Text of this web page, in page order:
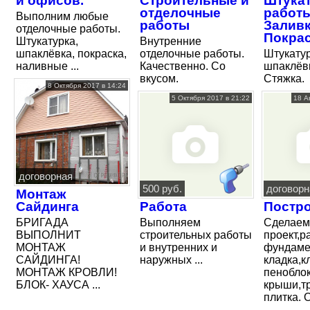
Выполним любые
отделочные работы.
Штукатурка,
шпаклёвка, покраска,
наливные ...
8 Октября 2017 в 14:24
договорная
Монтаж
Сайдинга
БРИГАДА
ВЫПОЛНИТ
МОНТАЖ
САЙДИНГА!
МОНТАЖ КРОВЛИ!
БЛОК- ХАУСА ...
отделочные
работы
Внутренние
отделочные работы.
Качественно. Со
вкусом.
5 Октября 2017 в 21:22
500 руб.
Работа
Выполняем
строительных работы
и внутренних и
наружных ...
Стяжка.
18
Сделаем
плитка.